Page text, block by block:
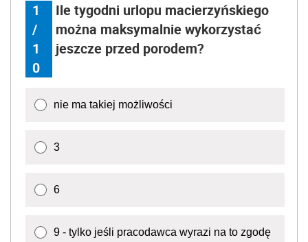
1
/
1
0
Ile tygodni urlopu macierzyńskiego
można maksymalnie wykorzystać
jeszcze przed porodem?
nie ma takiej możliwości
3
6
9 - tylko jeśli pracodawca wyrazi na to zgodę